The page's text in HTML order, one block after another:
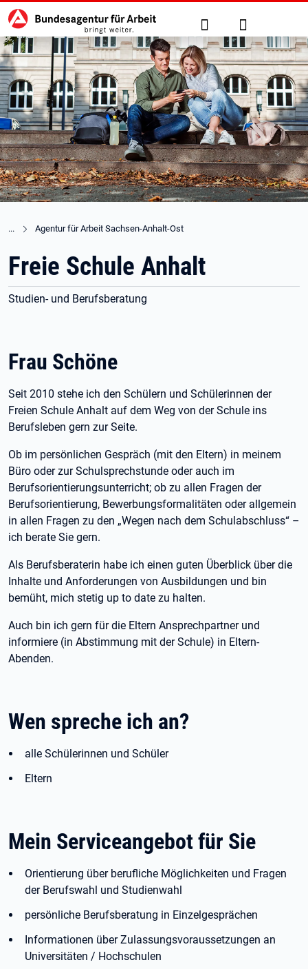
zu den Hauptinhalten springen
Hauptnavigation Suche Anmelden
Agentur für Arbeit Sachsen-Anhalt-Ost
Freie Schule Anhalt
Studien- und Berufsberatung
Frau Schöne
Seit 2010 stehe ich den Schülern und Schülerinnen der
Freien Schule Anhalt auf dem Weg von der Schule ins
Berufsleben gern zur Seite.
Ob im persönlichen Gespräch (mit den Eltern) in meinem
Büro oder zur Schulsprechstunde oder auch im
Berufsorientierungsunterricht; ob zu allen Fragen der
Berufsorientierung, Bewerbungsformalitäten oder allgemein
in allen Fragen zu den „Wegen nach dem Schulabschluss“ –
ich berate Sie gern.
Als Berufsberaterin habe ich einen guten Überblick über die
Inhalte und Anforderungen von Ausbildungen und bin
bemüht, mich stetig up to date zu halten.
Auch bin ich gern für die Eltern Ansprechpartner und
informiere (in Abstimmung mit der Schule) in Eltern-
Abenden.
Wen spreche ich an?
alle Schülerinnen und Schüler
Eltern
Mein Serviceangebot für Sie
Orientierung über berufliche Möglichkeiten und Fragen
der Berufswahl und Studienwahl
persönliche Berufsberatung in Einzelgesprächen
Informationen über Zulassungsvoraussetzungen an
Universitäten / Hochschulen